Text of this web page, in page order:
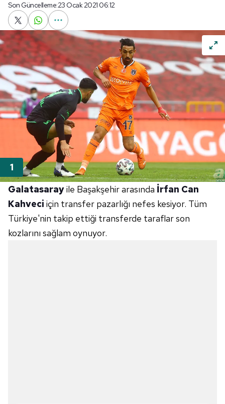
Son Güncelleme:23 Ocak 2021 06:12
Galatasarayile Başakşehir arasında İrfan Can
Kahveci için transfer pazarlığı nefes kesiyor. Tüm
Türkiye'nin takip ettiği transferde taraflar son
kozlarını sağlam oynuyor.